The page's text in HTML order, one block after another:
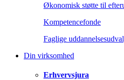
Økonomisk støtte til
Kompetencefonde
Faglige
Din virksomhed
Erhvervsjura